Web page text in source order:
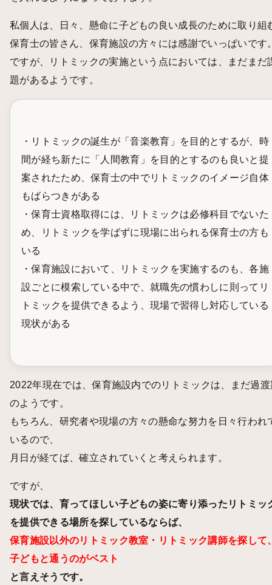
私個人は、日々、懸命に子どもの良い成長のために取り組
保育士の皆さん、保育施設の方々には感謝でいっぱいです
ですが、リトミックの実施という点においては、まだまだ
題があるようです。
・リトミックの誕生が「音楽教育」を目的とするが、時
間が経ち新たに「人間教育」を目的とするのも良いと提
案されたため、保育士の中でリトミックのイメージ自体
もばらつきがある
・保育士資格取得には、リトミックは必修科目でないた
め、リトミックを学ばずに現場に出られる保育士の方も
いる
・保育施設において、リトミックを実施するのも、各施
設ごとに模索している中で、就職先の慣わしに則ってリ
トミックを提供できるよう、現場で習得し対応している
現状がある
2022年現在では、保育施設内でのリトミックは、まだ過渡
のようです。
もちろん、研究者や現場の方々の懸命な努力を日々行われ
いるので、
月日が経てば、確立されていくと考えられます。
ですが、
現状では、育ってほしい子どもの姿に寄り添ったリトミッ
を提供できる場所を探しているならば、
保育施設以外のリトミック教室・リトミック講師を探して
子どもと通うのがベスト
と言えそうです。